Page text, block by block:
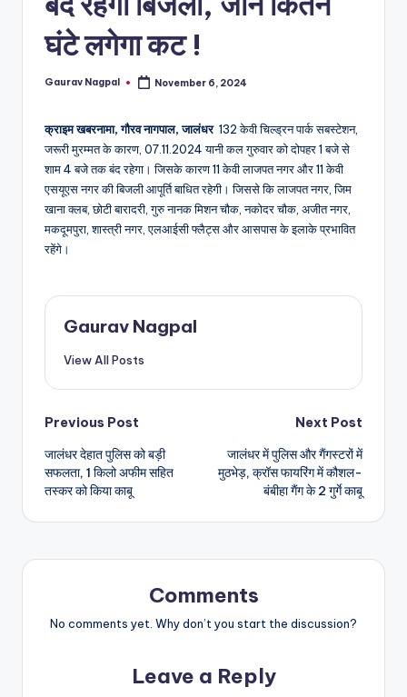
m
घंटे लगेगा कट !
Posted
Gaurav Nagpal November 6, 2024
क्राइम खबरनामा, गौरव नागपाल, जालंधर 132 केवी चिल्ड्रन पार्क सबस्टेशन,
जरूरी मुरम्मत के कारण, 07.11.2024 यानी कल गुरुवार को दोपहर 1 बजे से
शाम 4 बजे तक बंद रहेगा। जिसके कारण 11 केवी लाजपत नगर और 11 केवी
एसयूएस नगर की बिजली आपूर्ति बाधित रहेगी। जिससे कि लाजपत नगर, जिम
खाना क्लब, छोटी बारादरी, गुरु नानक मिशन चौक, नकोदर चौक, अजीत नगर,
मकदूमपुरा, शास्त्री नगर, एलआईसी फ्लैट्स और आसपास के इलाके प्रभावित
रहेंगे।
Gaurav Nagpal
View All Posts
Post
navigation
Previous Post
जालंधर देहात पुलिस को बड़ी
सफलता, 1 किलो अफीम सहित
तस्कर को किया काबू
Next Post
जालंधर में पुलिस और गैंगस्टरों में
मुठभेड़, क्रॉस फायरिंग में कौशल-
बंबीहा गैंग के 2 गुर्गे काबू
Comments
No comments yet. Why don’t you start the discussion?
Leave a Reply